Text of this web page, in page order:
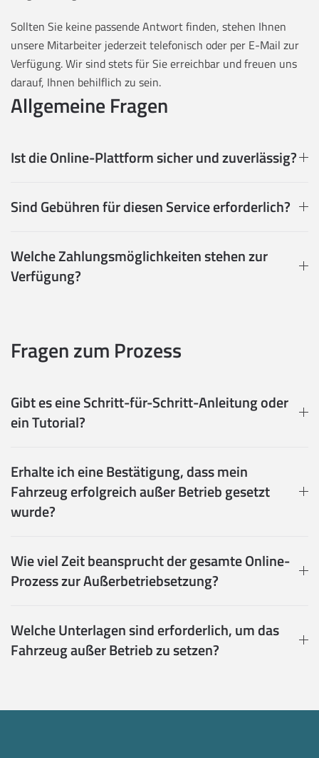
Sollten Sie keine passende Antwort finden, stehen Ihnen
unsere Mitarbeiter jederzeit telefonisch oder per E-Mail zur
Verfügung. Wir sind stets für Sie erreichbar und freuen uns
darauf, Ihnen behilflich zu sein.
Allgemeine Fragen
Ist die Online-Plattform sicher und zuverlässig?
Sind Gebühren für diesen Service erforderlich?
Welche Zahlungsmöglichkeiten stehen zur
Verfügung?
Fragen zum Prozess
Gibt es eine Schritt-für-Schritt-Anleitung oder
ein Tutorial?
Erhalte ich eine Bestätigung, dass mein
Fahrzeug erfolgreich außer Betrieb gesetzt
wurde?
Wie viel Zeit beansprucht der gesamte Online-
Prozess zur Außerbetriebsetzung?
Welche Unterlagen sind erforderlich, um das
Fahrzeug außer Betrieb zu setzen?